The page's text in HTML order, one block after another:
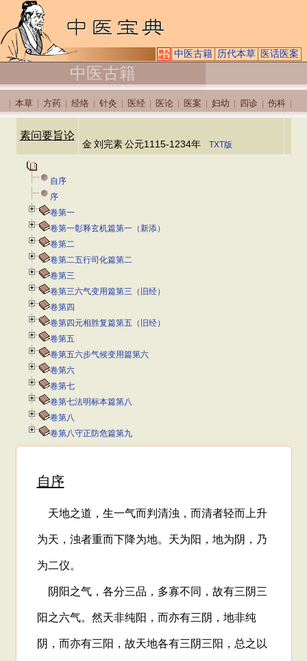
中医古籍 历代本草 医话医案
中医古籍
本草 方药 经络 针灸 医经 医论 医案 妇幼 四诊 伤科
素问要旨论
金 刘完素 公元1115-1234年 TXT版
自序
序
卷第一
卷第一彰释玄机篇第一（新添）
卷第二
卷第二五行司化篇第二
卷第三
卷第三六气变用篇第三（旧经）
卷第四
卷第四元相胜复篇第五（旧经）
卷第五
卷第五六步气候变用篇第六
卷第六
卷第七
卷第七法明标本篇第八
卷第八
卷第八守正防危篇第九